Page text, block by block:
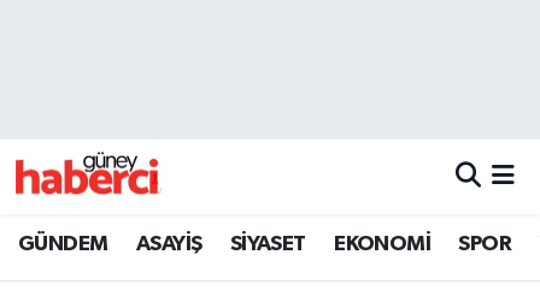
GÜNDEM ASAYİŞ SİYASET EKONOMİ SPOR
Beyoğlu Trafik Yoğunluk Haritası